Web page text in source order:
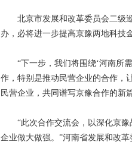
北京市发展和改革委员会二级巡
办，必将进一步提高京豫两地科技
“下一步，我们将围绕‘河南所需
作，特别是推动民营企业的合作，
民营企业，共同谱写京豫合作的新
“此次合作交流会，以深化京豫
企业做大做强。”河南省发展和改